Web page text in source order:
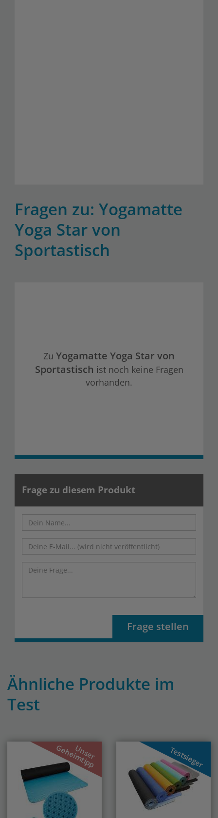
Fragen zu: Yogamatte
Yoga Star von
Sportastisch
Zu Yogamatte Yoga Star von
Sportastisch ist noch keine Fragen
vorhanden.
Frage zu diesem Produkt
Frage stellen
Ähnliche Produkte im
Test
Unser
Geheimtipp Testsieger
Previous